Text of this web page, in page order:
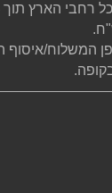
המשלוח/